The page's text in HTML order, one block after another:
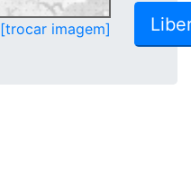
[trocar imagem]